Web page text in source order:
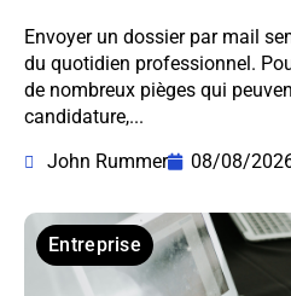
Envoyer un dossier par mail
du quotidien professionnel.
de nombreux pièges qui
candidature,...
John Rummer
08/08/
Entreprise